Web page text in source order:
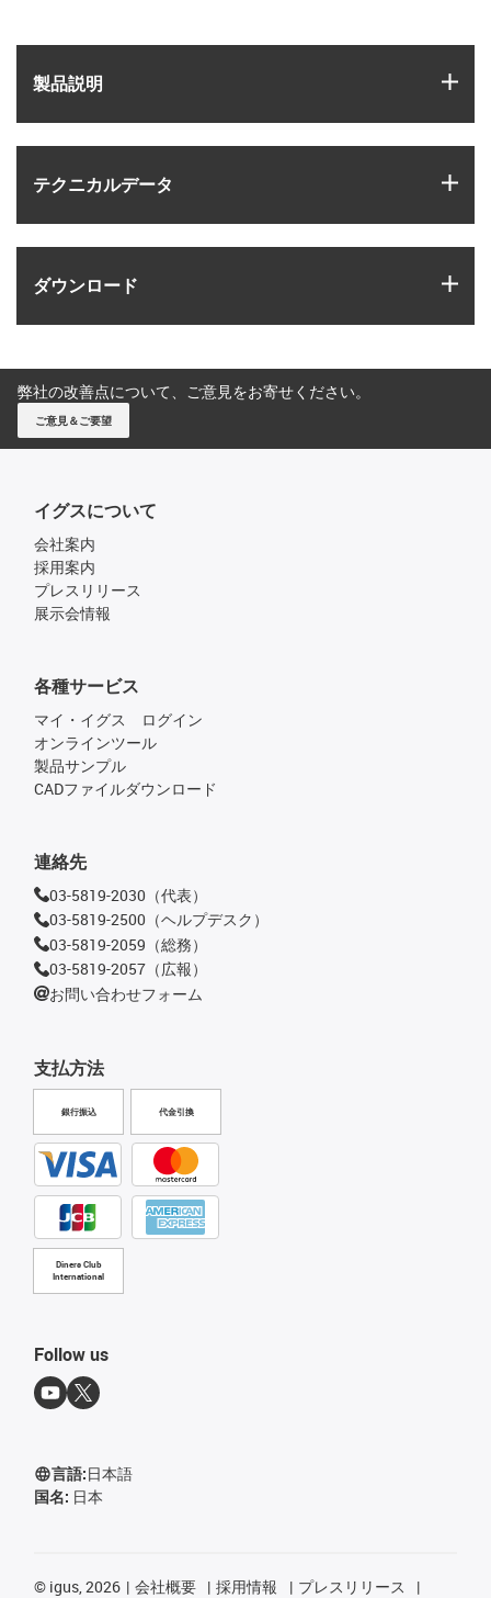
製品説明
テクニカルデータ
ダウンロード
弊社の改善点について、ご意見をお寄せください。
ご意見＆ご要望
イグスについて
会社案内
採用案内
プレスリリース
展示会情報
支払方法
銀行振込 代金引換
Diners Club
International
各種サービス
マイ・イグス ログイン
オンラインツール
製品サンプル
CADファイルダウンロード
連絡先
03-5819-2030（代表）
03-5819-2500（ヘルプデスク）
03-5819-2059（総務）
03-5819-2057（広報）
お問い合わせフォーム
Follow us
言語:日本語
国名: 日本
© igus, 2026 会社概要 採用情報
プレスリリース